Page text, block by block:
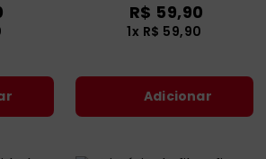
R$ 59,90
1x R$ 59,90
Adicionar